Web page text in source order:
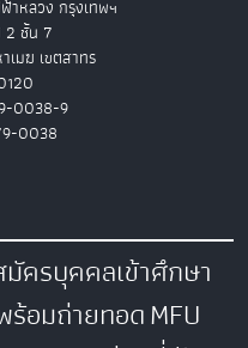
าหลวง กรุงเทพฯ
2 ชั้น 7
เมฆ เขตสาทร
0038-9
0038
ครบุคคลเข้าศึกษา
ร้อมถ่ายทอดMFU